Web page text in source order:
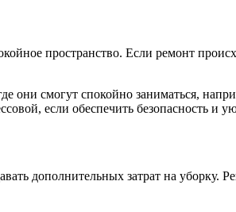
пространство. Если ремонт
они смогут спокойно заниматься,
если обеспечить безопасность и
дополнительных затрат на уборку.